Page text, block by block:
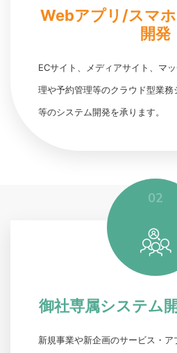
Webアプリ/スマ
開発
ECサイト、メディアサイト、マ
理や予約管理等のクラウド型業務
等のシステム開発を承ります。
02
御社専属システム
新規事業や新企画のサービス・ア